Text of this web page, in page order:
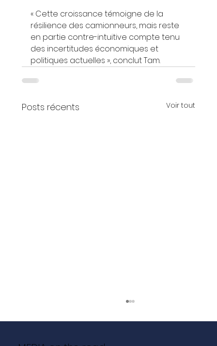
« Cette croissance témoigne de la
résilience des camionneurs, mais reste
en partie contre-intuitive compte tenu
des incertitudes économiques et
politiques actuelles », conclut Tam.
Posts récents Voir tout